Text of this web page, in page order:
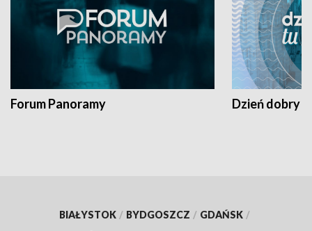
Forum Panoramy Dzień dobry
BIAŁYSTOK / BYDGOSZCZ / GDAŃSK /